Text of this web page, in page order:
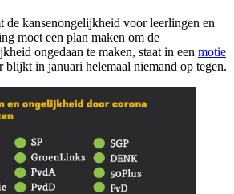
de kansenongelijkheid voor leerlingen en
moet een plan maken om de
ongedaan te maken, staat in een motie
in januari helemaal niemand op tegen.